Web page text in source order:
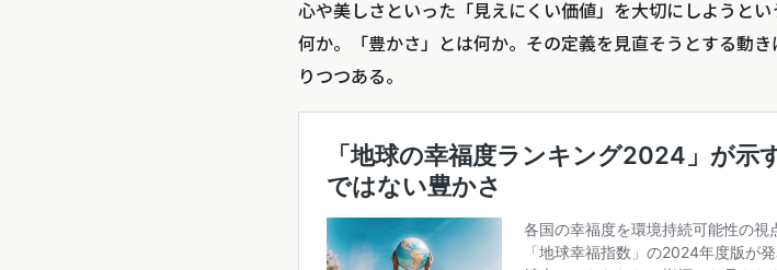
心や美しさといった「見えにくい価値」を大切にしようと
何か。「豊かさ」とは何か。その定義を見直そうとする動
りつつある。